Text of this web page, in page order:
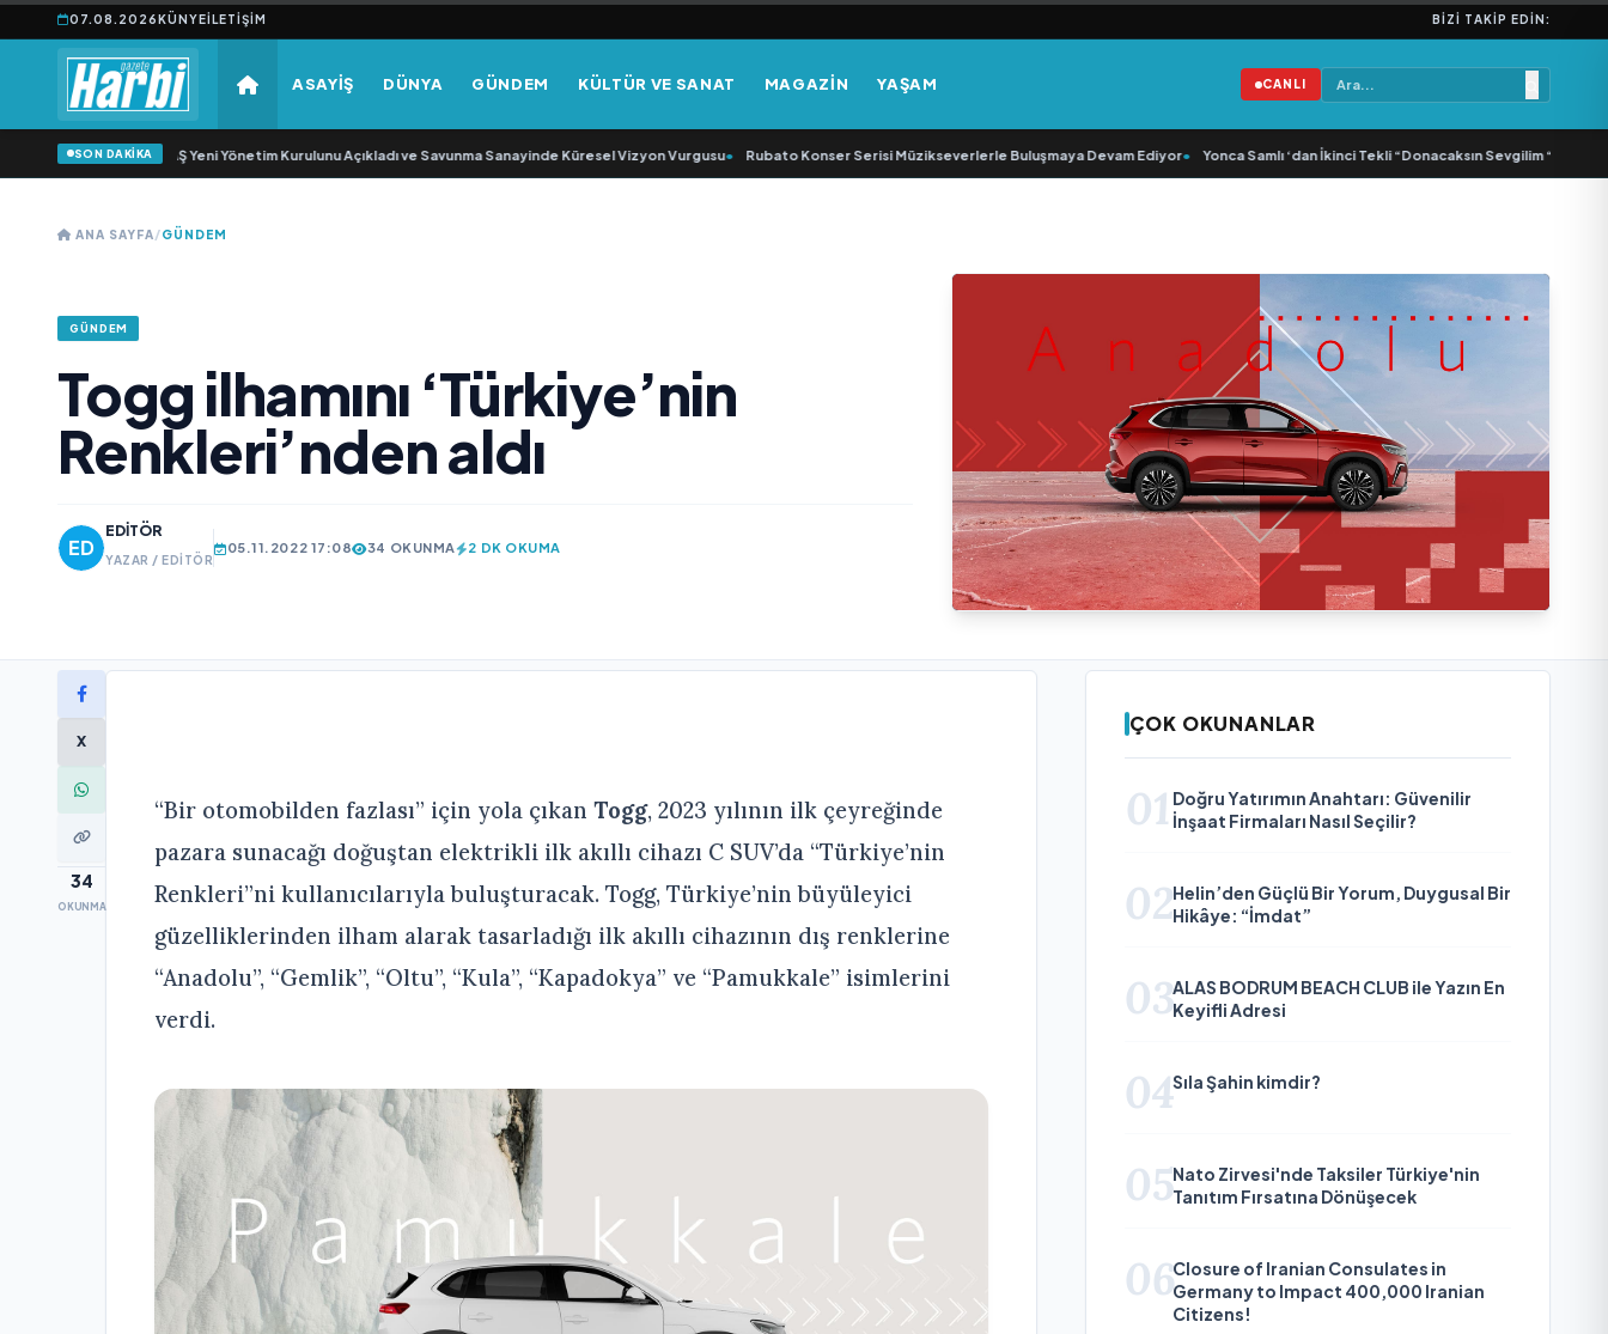
07.08.2026KÜNYEİLETIŞIM BIZI TAKIP EDIN:
ASAYİŞ DÜNYA GÜNDEM KÜLTÜR VE SANAT MAGAZİN YAŞAM CANLI
SON DAKİKA
Savunma Sanayi AŞ Yeni Yönetim Kurulunu Açıkladı ve Savunma Sanayinde Küresel Vizyon Vurgusu• Rubato Konser Serisi Müzikseverlerle Buluşmaya Devam Ediyor• Yonca Samlı ‘dan İkinci Tekli “Donacaksın Sevgilim “ yayımlandı
ANA SAYFA/GÜNDEM
GÜNDEM
Togg ilhamını ‘Türkiye’nin
Renkleri’nden aldı
EDITÖR
YAZAR / EDITÖR
05.11.2022 17:08 34 OKUNMA 2 DK OKUMA
X
34
OKUNMA
“Bir otomobilden fazlası” için yola çıkan Togg, 2023 yılının ilk çeyreğinde
pazara sunacağı doğuştan elektrikli ilk akıllı cihazı C SUV’da “Türkiye’nin
Renkleri”ni kullanıcılarıyla buluşturacak. Togg, Türkiye’nin büyüleyici
güzelliklerinden ilham alarak tasarladığı ilk akıllı cihazının dış renklerine
“Anadolu”, “Gemlik”, “Oltu”, “Kula”, “Kapadokya” ve “Pamukkale” isimlerini
verdi.
ÇOK OKUNANLAR
01 Doğru Yatırımın Anahtarı: Güvenilir
İnşaat Firmaları Nasıl Seçilir?
02Helin’den Güçlü Bir Yorum, Duygusal Bir
Hikâye: “İmdat”
03ALAS BODRUM BEACH CLUB ile Yazın En
Keyifli Adresi
04Sıla Şahin kimdir?
05Nato Zirvesi'nde Taksiler Türkiye'nin
Tanıtım Fırsatına Dönüşecek
06Closure of Iranian Consulates in
Germany to Impact 400,000 Iranian
Citizens!